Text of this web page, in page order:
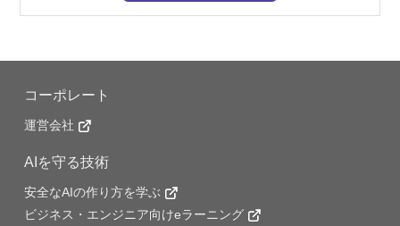
コーポレート
運営会社
AIを守る技術
安全なAIの作り方を学ぶ
ビジネス・エンジニア向けeラーニング